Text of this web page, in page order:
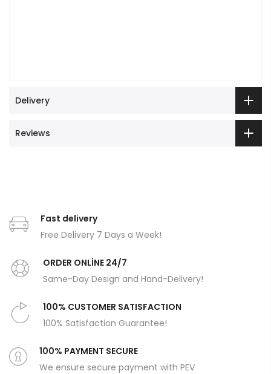
Delivery
Reviews
Fast delivery
Free Delivery 7 Days a Week!
ORDER ONLİNE 24/7
Same-Day Design and Hand-Delivery!
100% CUSTOMER SATISFACTION
100% Satisfaction Guarantee!
100% PAYMENT SECURE
We ensure secure payment with PEV